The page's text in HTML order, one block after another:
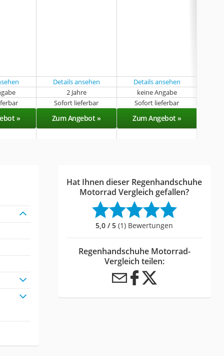
Details ansehen
Details ansehen
2 Jahre keine Angabe
Sofort lieferbar Sofort lieferbar
» Zum Angebot » Zum Angebot »
Hat Ihnen dieser Regenhandschuhe
Motorrad Vergleich gefallen?
5,0 / 5 (1) Bewertungen
Regenhandschuhe Motorrad-
Vergleich teilen: